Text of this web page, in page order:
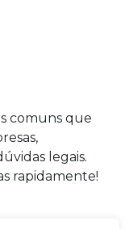
comuns que
legais.
rapidamente!